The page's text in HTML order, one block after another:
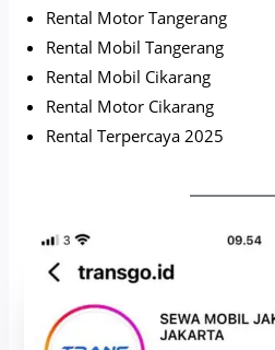
Rental Motor Tangerang
Rental Mobil Tangerang
Rental Mobil Cikarang
Rental Motor Cikarang
Rental Terpercaya 2025